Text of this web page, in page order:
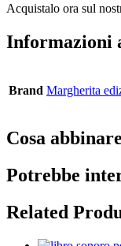
Acquistalo ora sul
Informazioni
Brand Margherita
Cosa
Potrebbe
Related